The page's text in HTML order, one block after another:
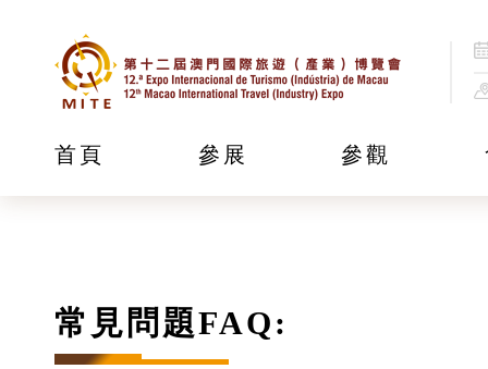
首頁 參展 參觀
常見問題FAQ: